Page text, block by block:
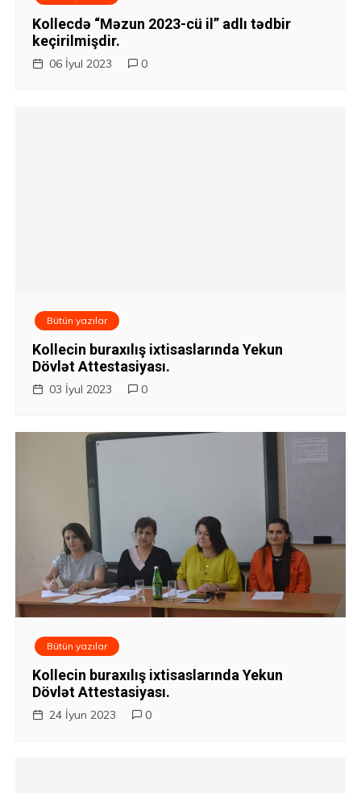
Kollecdə “Məzun 2023-cü il” adlı tədbir
keçirilmişdir.
06 İyul 2023 0
Bütün yazılar
Kollecin buraxılış ixtisaslarında Yekun
Dövlət Attestasiyası.
03 İyul 2023 0
Bütün yazılar
Kollecin buraxılış ixtisaslarında Yekun
Dövlət Attestasiyası.
24 İyun 2023 0